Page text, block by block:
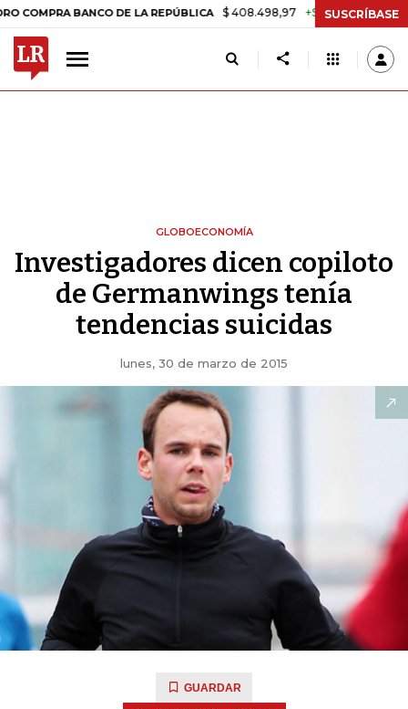
BANCO DE LA REPÚBLICA $ 408.498,97 +$ 8.753,81 +2,19%
SUSCRÍBASE
GLOBOECONOMÍA
Investigadores dicen copiloto
de Germanwings tenía
tendencias suicidas
lunes, 30 de marzo de 2015
GUARDAR